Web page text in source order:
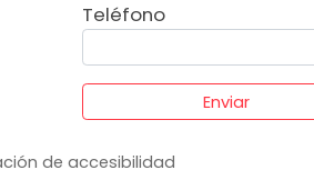
Teléfono
Enviar
de accesibilidad